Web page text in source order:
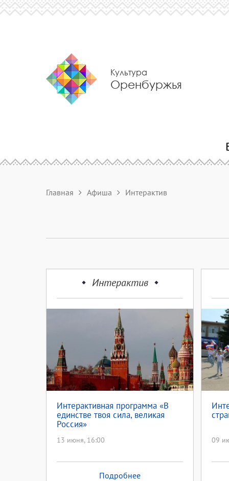
Культура
Оренбуржья
Главная Афиша Интерактив
Интерактив
Интерактивная программа «В
единстве твоя сила, великая
Россия»
13 июня, 16:00
Подробнее
09